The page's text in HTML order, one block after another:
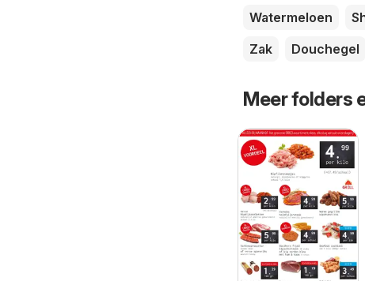
Watermeloen
Zak
Douchegel
Meer folders